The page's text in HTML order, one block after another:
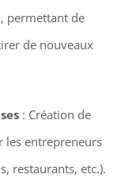
permettant de
de nouveaux
: Création de
les entrepreneurs
restaurants, etc.).